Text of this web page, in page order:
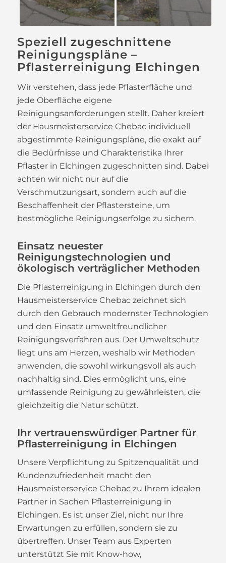
Speziell zugeschnittene
Reinigungspläne –
Pflasterreinigung Elchingen
Wir verstehen, dass jede Pflasterfläche und
jede Oberfläche eigene
Reinigungsanforderungen stellt. Daher kreiert
der Hausmeisterservice Chebac individuell
abgestimmte Reinigungspläne, die exakt auf
die Bedürfnisse und Charakteristika Ihrer
Pflaster in Elchingen zugeschnitten sind. Dabei
achten wir nicht nur auf die
Verschmutzungsart, sondern auch auf die
Beschaffenheit der Pflastersteine, um
bestmögliche Reinigungserfolge zu sichern.
Einsatz neuester
Reinigungstechnologien und
ökologisch verträglicher Methoden
Die Pflasterreinigung in Elchingen durch den
Hausmeisterservice Chebac zeichnet sich
durch den Gebrauch modernster Technologien
und den Einsatz umweltfreundlicher
Reinigungsverfahren aus. Der Umweltschutz
liegt uns am Herzen, weshalb wir Methoden
anwenden, die sowohl wirkungsvoll als auch
nachhaltig sind. Dies ermöglicht uns, eine
umfassende Reinigung zu gewährleisten, die
gleichzeitig die Natur schützt.
Ihr vertrauenswürdiger Partner für
Pflasterreinigung in Elchingen
Unsere Verpflichtung zu Spitzenqualität und
Kundenzufriedenheit macht den
Hausmeisterservice Chebac zu Ihrem idealen
Partner in Sachen Pflasterreinigung in
Elchingen. Es ist unser Ziel, nicht nur Ihre
Erwartungen zu erfüllen, sondern sie zu
übertreffen. Unser Team aus Experten
unterstützt Sie mit Know-how,